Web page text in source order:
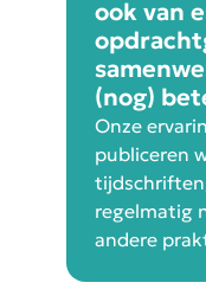
ook van
(nog)
Onze
publiceren
regelmatig
andere